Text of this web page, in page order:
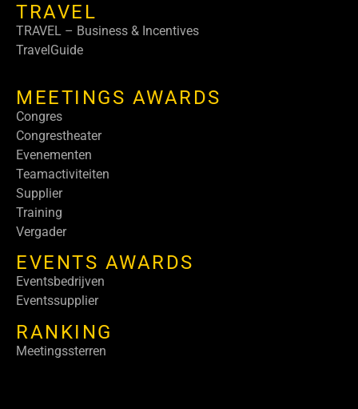
TRAVEL
TRAVEL – Business & Incentives
TravelGuide
MEETINGS AWARDS
Congres
Congrestheater
Evenementen
Teamactiviteiten
Supplier
Training
Vergader
EVENTS AWARDS
Eventsbedrijven
Eventssupplier
RANKING
Meetingssterren